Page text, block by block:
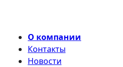
О компании
Контакты
Новости